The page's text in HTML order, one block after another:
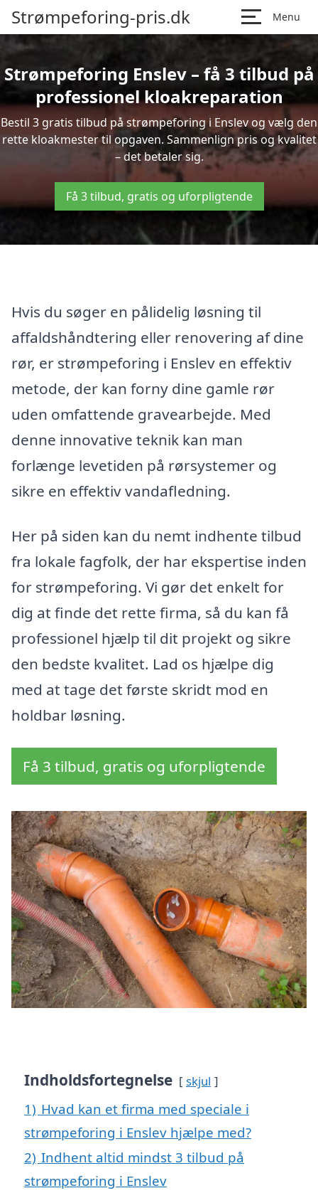
Strømpeforing-pris.dk Menu
Strømpeforing Enslev – få 3 tilbud på
professionel kloakreparation
Bestil 3 gratis tilbud på strømpeforing i Enslev og vælg den
rette kloakmester til opgaven. Sammenlign pris og kvalitet
– det betaler sig.
Få 3 tilbud, gratis og uforpligtende
Hvis du søger en pålidelig løsning til
affaldshåndtering eller renovering af dine
rør, er strømpeforing i Enslev en effektiv
metode, der kan forny dine gamle rør
uden omfattende gravearbejde. Med
denne innovative teknik kan man
forlænge levetiden på rørsystemer og
sikre en effektiv vandafledning.
Her på siden kan du nemt indhente tilbud
fra lokale fagfolk, der har ekspertise inden
for strømpeforing. Vi gør det enkelt for
dig at finde det rette firma, så du kan få
professionel hjælp til dit projekt og sikre
den bedste kvalitet. Lad os hjælpe dig
med at tage det første skridt mod en
holdbar løsning.
Få 3 tilbud, gratis og uforpligtende
Indholdsfortegnelse skjul
1) Hvad kan et firma med speciale i
strømpeforing i Enslev hjælpe med?
2) Indhent altid mindst 3 tilbud på
strømpeforing i Enslev